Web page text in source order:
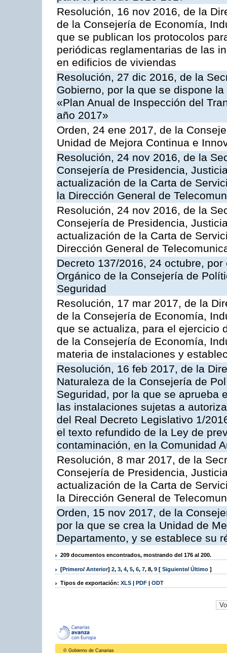
Resolución, 16 nov 2016, de la
de la Consejería de Economía,
que se publican los protocolos
periódicas reglamentarias de las
en edificios de viviendas
Resolución, 27 dic 2016, de la
Gobierno, por la que se dispone
«Plan Anual de Inspección del
año 2017»
Orden, 24 ene 2017, de la
Unidad de Mejora Continua e
Resolución, 24 nov 2016, de la
Consejería de Presidencia,
actualización de la Carta de
la Dirección General de
Resolución, 24 nov 2016, de la
Consejería de Presidencia,
actualización de la Carta de
Dirección General de
Decreto 137/2016, 24 octubre,
Orgánico de la Consejería de
Seguridad
Resolución, 17 mar 2017, de la
de la Consejería de Economía,
que se actualiza, para el ejercicio
de la Consejería de Economía,
materia de instalaciones y
Resolución, 16 feb 2017, de la
Naturaleza de la Consejería de
Seguridad, por la que se aprueba
las instalaciones sujetas a
del Real Decreto Legislativo 1/
el texto refundido de la Ley de
contaminación, en la Comunidad
Resolución, 8 mar 2017, de la
Consejería de Presidencia,
actualización de la Carta de
la Dirección General de
Orden, 15 nov 2017, de la
por la que se crea la Unidad de
Departamento, y se establece su
209 documentos encontrados, mostrando del 176 al 200.
[Primero/ Anterior] 2, 3, 4, 5, 6, 7, 8, 9 [ Siguiente/ Último ]
Tipos de exportación: XLS | PDF | ODT
© Gobierno de Canarias